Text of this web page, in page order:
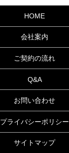
HOME
会社案内
ご契約の流れ
Q&A
お問い合わせ
プライバシーポリシー
サイトマップ